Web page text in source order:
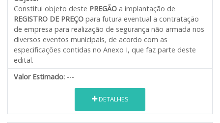
Constitui objeto deste PREGÃO a implantação de
REGISTRO DE PREÇO para futura eventual a contratação
de empresa para realização de segurança não armada nos
diversos eventos municipais, de acordo com as
especificações contidas no Anexo I, que faz parte deste
edital.
Valor Estimado: ---
DETALHES